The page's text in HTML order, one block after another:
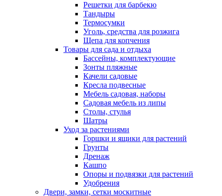
Решетки для барбекю
Тандыры
Термосумки
Уголь, средства для розжига
Щепа для копчения
Товары для сада и отдыха
Бассейны, комплектующие
Зонты пляжные
Качели садовые
Кресла подвесные
Мебель садовая, наборы
Садовая мебель из липы
Столы, стулья
Шатры
Уход за растениями
Горшки и ящики для растений
Грунты
Дренаж
Кашпо
Опоры и подвязки для растений
Удобрения
Двери, замки, сетки москитные